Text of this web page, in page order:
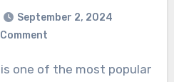
September 2, 2024
Comment